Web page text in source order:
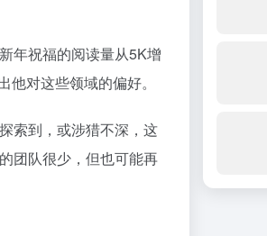
年祝福的阅读量从5K增
对这些领域的偏好。
索到，或涉猎不深，这
团队很少，但也可能再